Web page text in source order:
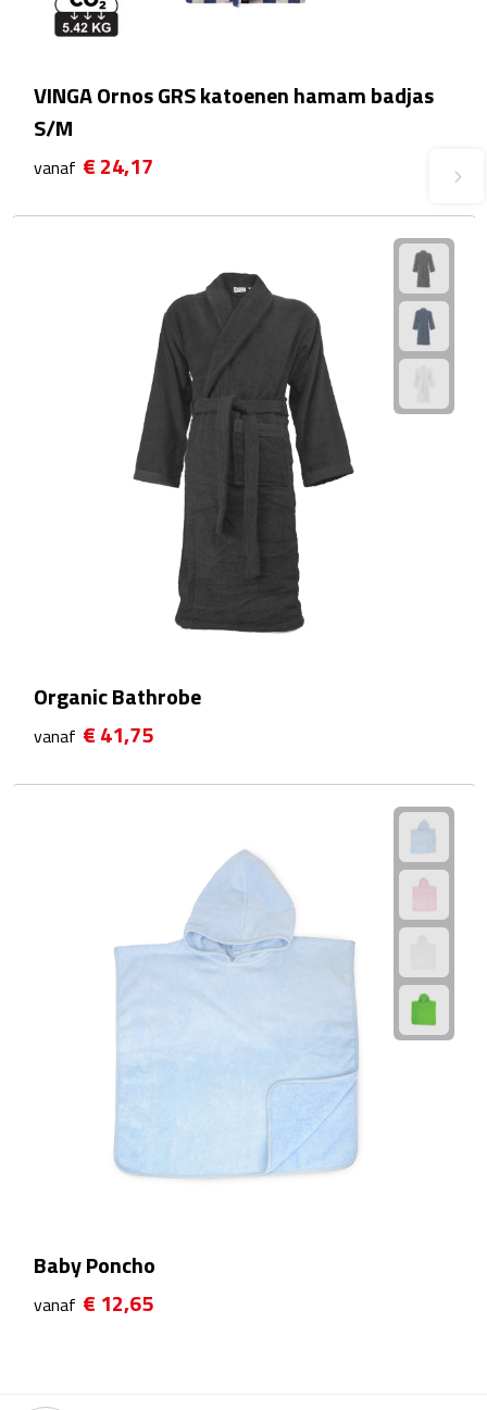
Plastic bekers
Reisbekers
Drinkflessen met karabijnhaak
Thermosflessen
Dubbelwandige glazen
Bierglazen
Champagneglazen
Koffieglazen
Kopjes & Mokken
Thermossets
VINGA Ornos GRS katoenen hamam badjas
S/M
vanaf € 24,17
Organic Bathrobe
vanaf € 41,75
Baby Poncho
vanaf € 12,65